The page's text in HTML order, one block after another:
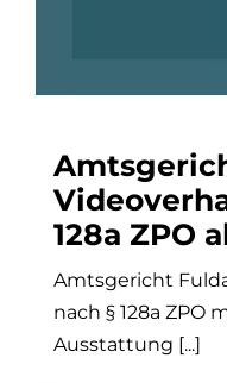
128a ZPO
Amtsgericht
nach § 128a ZPO
Ausstattung [...]